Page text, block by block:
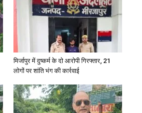
मिर्जापुर में दुष्कर्म के दो आरोपी गिरफ्तार, 21
लोगों पर शांति भंग की कार्रवाई